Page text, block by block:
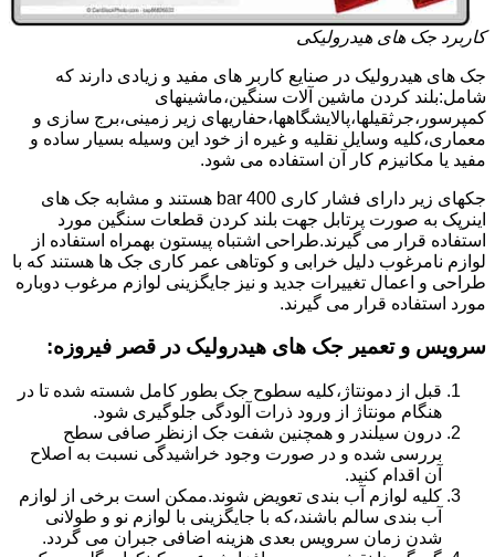
کاربرد جک های هیدرولیکی
جک های هیدرولیک در صنایع کاربر های مفید و زیادی دارند که
شامل:بلند کردن ماشین آلات سنگین،ماشینهای
کمپرسور،جرثقیلها،پالایشگاهها،حفاریهای زیر زمینی،برج سازی و
معماری،کلیه وسایل نقلیه و غیره از خود این وسیله بسیار ساده و
مفید یا مکانیزم کار آن استفاده می شود.
جکهای زیر دارای فشار کاری 400 bar هستند و مشابه جک های
اینرپک به صورت پرتابل جهت بلند کردن قطعات سنگین مورد
استفاده قرار می گیرند.طراحی اشتباه پیستون بهمراه استفاده از
لوازم نامرغوب دلیل خرابی و کوتاهی عمر کاری جک ها هستند که با
طراحی و اعمال تغییرات جدید و نیز جایگزینی لوازم مرغوب دوباره
مورد استفاده قرار می گیرند.
سرویس و تعمیر جک های هیدرولیک در قصر فیروزه:
قبل از دمونتاژ،کلیه سطوح جک بطور کامل شسته شده تا در
هنگام مونتاژ از ورود ذرات آلودگی جلوگیری شود.
درون سیلندر و همچنین شفت جک ازنظر صافی سطح
بررسی شده و در صورت وجود خراشیدگی نسبت به اصلاح
آن اقدام کنید.
کلیه لوازم آب بندی تعویض شوند.ممکن است برخی از لوازم
آب بندی سالم باشند،که با جایگزینی با لوازم نو و طولانی
شدن زمان سرویس بعدی هزینه اضافی جبران می گردد.